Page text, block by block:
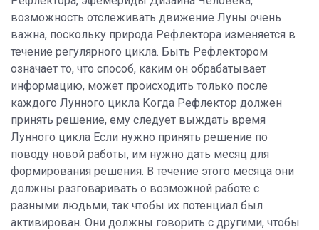
возможность отслеживать движение Луны очень
важна, поскольку природа Рефлектора изменяется в
течение регулярного цикла. Быть Рефлектором
означает то, что способ, каким он обрабатывает
информацию, может происходить только после
каждого Лунного цикла Когда Рефлектор должен
принять решение, ему следует выждать время
Лунного цикла Если нужно принять решение по
поводу новой работы, им нужно дать месяц для
формирования решения. В течение этого месяца они
должны разговаривать о возможной работе с
разными людьми, так чтобы их потенциал был
активирован. Они должны говорить с другими, чтобы